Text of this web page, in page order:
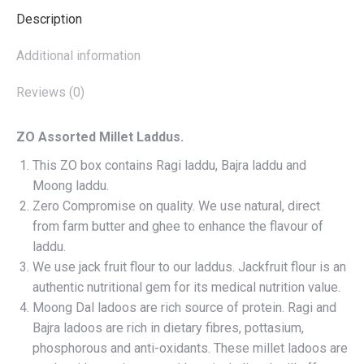
Description
Additional information
Reviews (0)
ZO Assorted Millet Laddus.
This ZO box contains Ragi laddu, Bajra laddu and
Moong laddu.
Zero Compromise on quality. We use natural, direct
from farm butter and ghee to enhance the flavour of
laddu.
We use jack fruit flour to our laddus. Jackfruit flour is an
authentic nutritional gem for its medical nutrition value.
Moong Dal ladoos are rich source of protein. Ragi and
Bajra ladoos are rich in dietary fibres, pottasium,
phosphorous and anti-oxidants. These millet ladoos are